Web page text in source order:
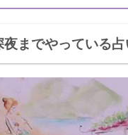
までやっている